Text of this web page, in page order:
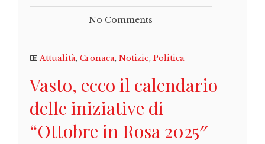
No Comments
Attualità, Cronaca, Notizie, Politica
Vasto, ecco il calendario
delle iniziative di
“Ottobre in Rosa 2025″